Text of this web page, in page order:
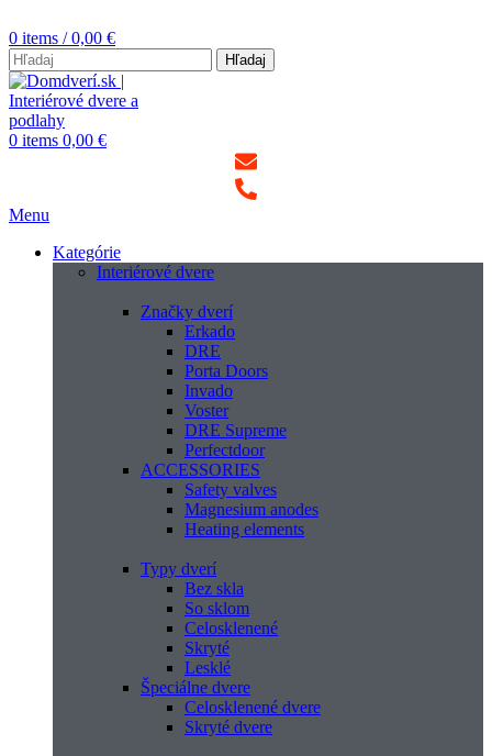
0 items / 0,00 €
Hľadaj
0 items 0,00 €
Menu
Kategórie
Interiérové dvere
Značky dverí
Erkado
DRE
Porta Doors
Invado
Voster
DRE Supreme
Perfectdoor
ACCESSORIES
Safety valves
Magnesium anodes
Heating elements
Typy dverí
Bez skla
So sklom
Celosklenené
Skryté
Lesklé
Špeciálne dvere
Celosklenené dvere
Skryté dvere